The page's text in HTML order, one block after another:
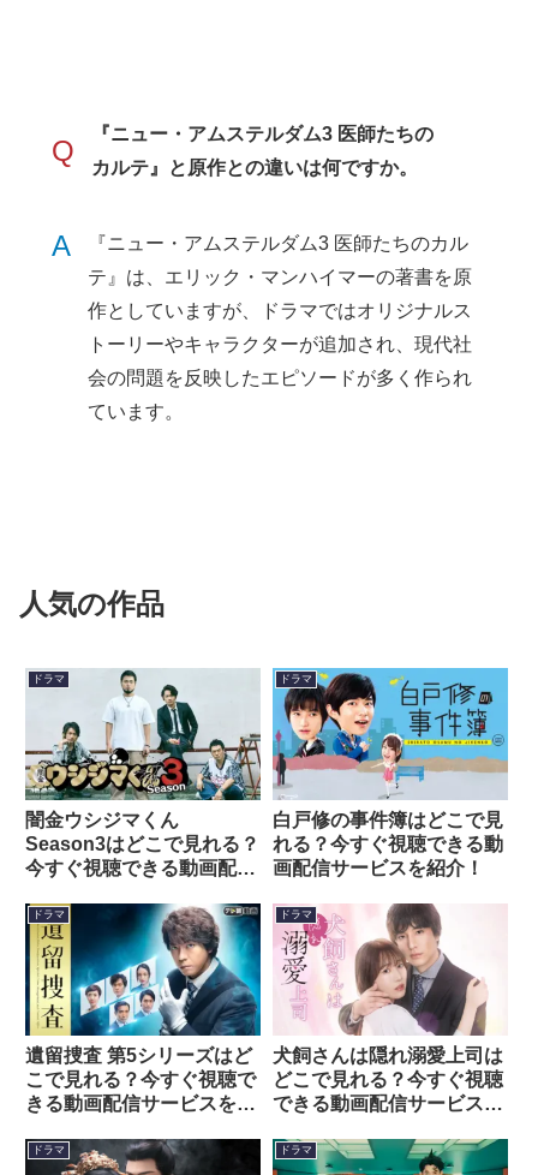
Q
『ニュー・アムステルダム3 医師たちの
カルテ』と原作との違いは何ですか。
A
『ニュー・アムステルダム3 医師たちのカル
テ』は、エリック・マンハイマーの著書を原
作としていますが、ドラマではオリジナルス
トーリーやキャラクターが追加され、現代社
会の問題を反映したエピソードが多く作られ
ています。
人気の作品
ドラマ
闇金ウシジマくん
Season3はどこで見れる？
今すぐ視聴できる動画配信
ドラマ
白戸修の事件簿はどこで見
れる？今すぐ視聴できる動
画配信サービスを紹介！
ドラマ
遺留捜査 第5シリーズはど
こで見れる？今すぐ視聴で
きる動画配信サービスを紹
ドラマ
犬飼さんは隠れ溺愛上司は
どこで見れる？今すぐ視聴
できる動画配信サービスを
ドラマ ドラマ